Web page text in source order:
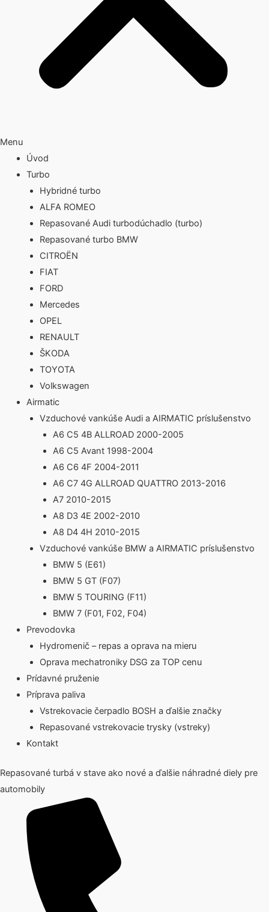
Menu
Úvod
Turbo
Hybridné turbo
ALFA ROMEO
Repasované Audi turbodúchadlo (turbo)
Repasované turbo BMW
CITROËN
FIAT
FORD
Mercedes
OPEL
RENAULT
ŠKODA
TOYOTA
Volkswagen
Airmatic
Vzduchové vankúše Audi a AIRMATIC príslušenstvo
A6 C5 4B ALLROAD 2000-2005
A6 C5 Avant 1998-2004
A6 C6 4F 2004-2011
A6 C7 4G ALLROAD QUATTRO 2013-2016
A7 2010-2015
A8 D3 4E 2002-2010
A8 D4 4H 2010-2015
Vzduchové vankúše BMW a AIRMATIC príslušenstvo
BMW 5 (E61)
BMW 5 GT (F07)
BMW 5 TOURING (F11)
BMW 7 (F01, F02, F04)
Prevodovka
Hydromenič – repas a oprava na mieru
Oprava mechatroniky DSG za TOP cenu
Prídavné pruženie
Príprava paliva
Vstrekovacie čerpadlo BOSH a ďalšie značky
Repasované vstrekovacie trysky (vstreky)
Kontakt
Repasované turbá v stave ako nové a ďalšie náhradné diely pre
automobily